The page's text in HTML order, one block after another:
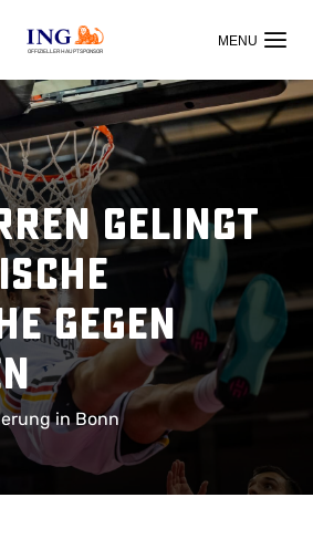
OFFIZIELLER HAUPTSPONSOR
gelingt
gegen
in Bonn